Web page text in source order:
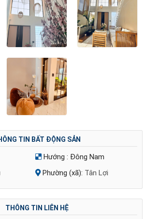
TIN BẤT ĐỘNG SẢN
Hướng : Đông Nam
Phường (xã): Tân Lợi
THÔNG TIN LIÊN HỆ